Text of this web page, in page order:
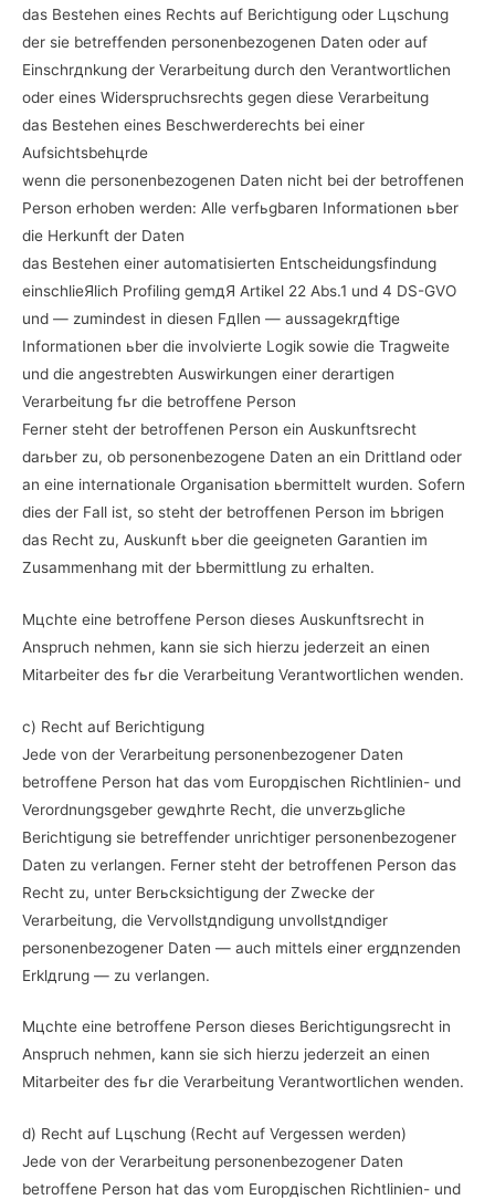
das Bestehen eines Rechts auf Berichtigung oder Lцschung
der sie betreffenden personenbezogenen Daten oder auf
Einschrдnkung der Verarbeitung durch den Verantwortlichen
oder eines Widerspruchsrechts gegen diese Verarbeitung
das Bestehen eines Beschwerderechts bei einer
Aufsichtsbehцrde
wenn die personenbezogenen Daten nicht bei der betroffenen
Person erhoben werden: Alle verfьgbaren Informationen ьber
die Herkunft der Daten
das Bestehen einer automatisierten Entscheidungsfindung
einschlieЯlich Profiling gemдЯ Artikel 22 Abs.1 und 4 DS-GVO
und — zumindest in diesen Fдllen — aussagekrдftige
Informationen ьber die involvierte Logik sowie die Tragweite
und die angestrebten Auswirkungen einer derartigen
Verarbeitung fьr die betroffene Person
Ferner steht der betroffenen Person ein Auskunftsrecht
darьber zu, ob personenbezogene Daten an ein Drittland oder
an eine internationale Organisation ьbermittelt wurden. Sofern
dies der Fall ist, so steht der betroffenen Person im Ьbrigen
das Recht zu, Auskunft ьber die geeigneten Garantien im
Zusammenhang mit der Ьbermittlung zu erhalten.
Mцchte eine betroffene Person dieses Auskunftsrecht in
Anspruch nehmen, kann sie sich hierzu jederzeit an einen
Mitarbeiter des fьr die Verarbeitung Verantwortlichen wenden.
c) Recht auf Berichtigung
Jede von der Verarbeitung personenbezogener Daten
betroffene Person hat das vom Europдischen Richtlinien- und
Verordnungsgeber gewдhrte Recht, die unverzьgliche
Berichtigung sie betreffender unrichtiger personenbezogener
Daten zu verlangen. Ferner steht der betroffenen Person das
Recht zu, unter Berьcksichtigung der Zwecke der
Verarbeitung, die Vervollstдndigung unvollstдndiger
personenbezogener Daten — auch mittels einer ergдnzenden
Erklдrung — zu verlangen.
Mцchte eine betroffene Person dieses Berichtigungsrecht in
Anspruch nehmen, kann sie sich hierzu jederzeit an einen
Mitarbeiter des fьr die Verarbeitung Verantwortlichen wenden.
d) Recht auf Lцschung (Recht auf Vergessen werden)
Jede von der Verarbeitung personenbezogener Daten
betroffene Person hat das vom Europдischen Richtlinien- und